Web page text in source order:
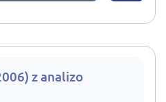
z analizo